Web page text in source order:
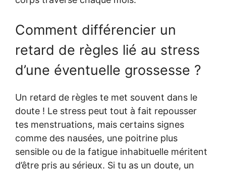
Comment différencier un
retard de règles lié au stress
d’une éventuelle grossesse ?
Un retard de règles te met souvent dans le
doute ! Le stress peut tout à fait repousser
tes menstruations, mais certains signes
comme des nausées, une poitrine plus
sensible ou de la fatigue inhabituelle méritent
d’être pris au sérieux. Si tu as un doute, un